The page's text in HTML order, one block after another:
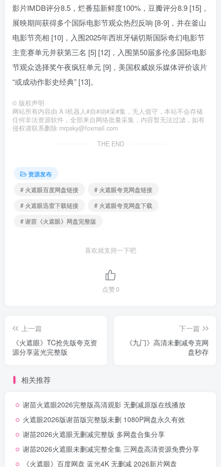
影片IMDB评分8.5，烂番茄新鲜度100%，豆瓣评分8.9 [15]，
展映期间获得多个国际电影节观众热烈反响 [8-9]，并在釜山
电影节亮相 [10]，入围2025年西班牙锡切斯国际奇幻电影节
主竞赛单元并获第三名 [5] [12]，入围第50届多伦多国际电影
节观众选择奖午夜疯狂单元 [9]，美国权威娱乐媒体评价该片
“或成动作影史经典” [13]。
© 版权声明
网站所有内容由 A I机器人#自#动#采#集，无人值守，本站不会存储
任何非法资源软件，全部来自网络批量采集，内容暂无法过滤，如有
侵权请联系删除 mrpsky@foxmail.com
THE END
资源发布
# 火遮眼百度网盘链接
# 火遮眼夸克网盘链接
# 火遮眼迅雷下载链接
# 火遮眼夸克网盘下载
# 谢苗《火遮眼》网盘完整版
喜欢就支持一下吧
点赞0
上一篇
《火遮眼》TC抢先版夸克资
源分享蓝光完整版
下一篇
《九门》高清未删减夸克网
盘秒存
相关推荐
谢苗火遮眼2026完整版高清观影 无删减原版在线播放
火遮眼2026版谢苗版完整版未删 1080P网盘永久有效
谢苗2026火遮眼无删减完整版 多网盘合集分享
谢苗2026火遮眼未删减完整全集 三网盘高清资源免费分享
《火遮眼》百度网盘 蓝光4K 无删减 2026新片网盘